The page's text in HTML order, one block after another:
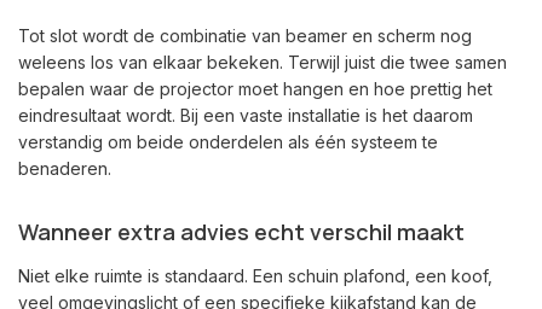
Tot slot wordt de combinatie van beamer en scherm nog
weleens los van elkaar bekeken. Terwijl juist die twee samen
bepalen waar de projector moet hangen en hoe prettig het
eindresultaat wordt. Bij een vaste installatie is het daarom
verstandig om beide onderdelen als één systeem te
benaderen.
Wanneer extra advies echt verschil maakt
Niet elke ruimte is standaard. Een schuin plafond, een koof,
veel omgevingslicht of een specifieke kijkafstand kan de